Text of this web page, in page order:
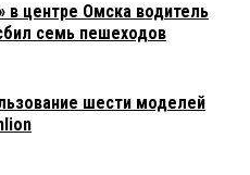
в центре Омска водитель
семь пешеходов
шести моделей